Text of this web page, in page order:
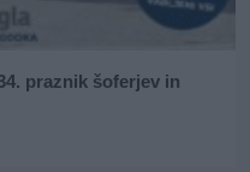
praznik šoferjev in